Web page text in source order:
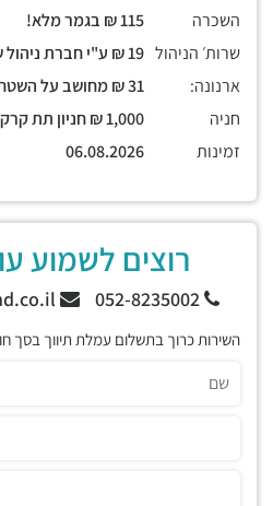
השכרה
שרות׳ הניהול
ארנונה:
חניה
זמינות
רוצים לשמוע
052-8235002
השירות כרוך בתשלום עמלת תיווך בסך